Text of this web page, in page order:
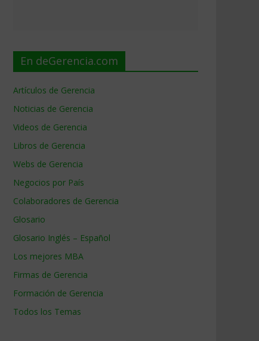
En deGerencia.com
Artículos de Gerencia
Noticias de Gerencia
Videos de Gerencia
Libros de Gerencia
Webs de Gerencia
Negocios por País
Colaboradores de Gerencia
Glosario
Glosario Inglés – Español
Los mejores MBA
Firmas de Gerencia
Formación de Gerencia
Todos los Temas